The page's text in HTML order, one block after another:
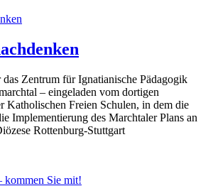
Zentrum für Ignatianische Pädagogik
– eingeladen vom dortigen
Katholischen Freien Schulen, in dem die
Implementierung des Marchtaler Plans an
Rottenburg-Stuttgart